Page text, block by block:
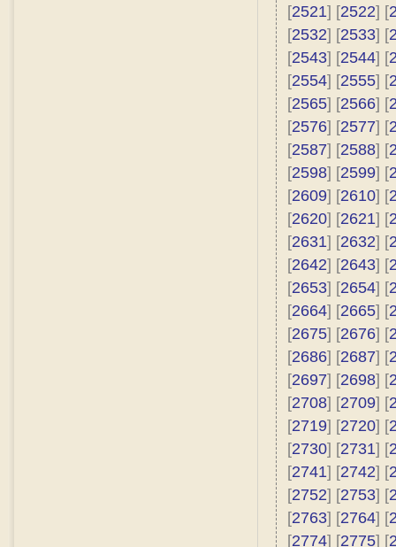
[2521] [2522] [
[2532] [2533] [
[2543] [2544] [
[2554] [2555] [
[2565] [2566] [
[2576] [2577] [
[2587] [2588] [
[2598] [2599] [
[2609] [2610] [
[2620] [2621] [
[2631] [2632] [
[2642] [2643] [
[2653] [2654] [
[2664] [2665] [
[2675] [2676] [
[2686] [2687] [
[2697] [2698] [
[2708] [2709] [
[2719] [2720] [
[2730] [2731] [
[2741] [2742] [
[2752] [2753] [
[2763] [2764] [
[2774] [2775] [